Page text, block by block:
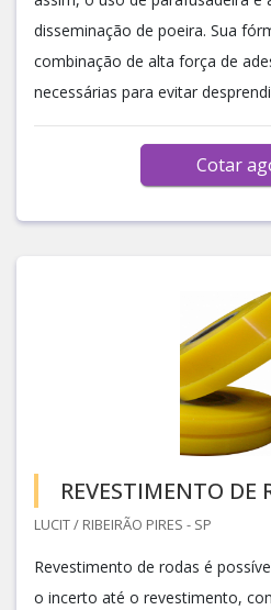
disseminação de poeira. Sua
combinação de alta força de
necessárias para evitar
Cotar
REVESTIMENTO DE
LUCIT / RIBEIRÃO PIRES - SP
Revestimento de rodas é
o incerto até o revestimento,